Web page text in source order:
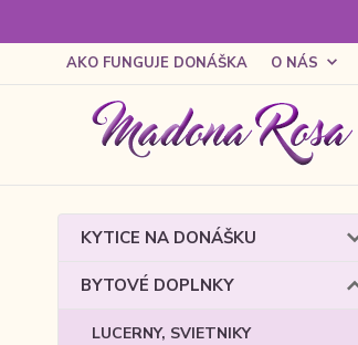
AKO FUNGUJE DONÁŠKA O NÁS
KYTICE NA DONÁŠKU
BYTOVÉ DOPLNKY
LUCERNY, SVIETNIKY